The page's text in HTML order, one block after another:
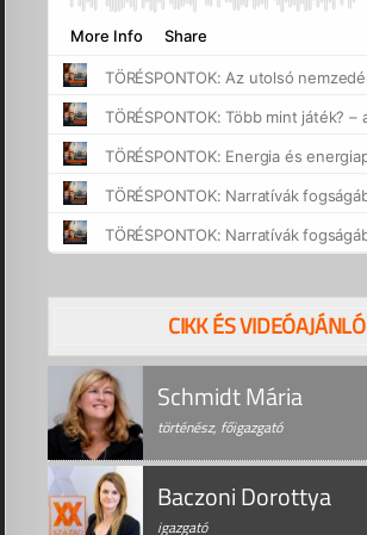
CIKK ÉS VIDEÓAJÁNLÓ
Schmidt Mária
történész, főigazgató
Baczoni Dorottya
igazgató